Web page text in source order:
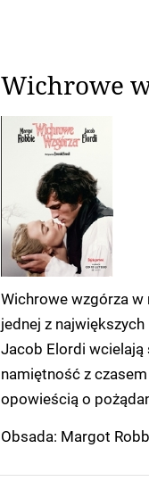
Wichrowe
Wichrowe wzgórza w
jednej z
Jacob Elordi wcielają
namiętność z
opowieścią o
Obsada: Margot